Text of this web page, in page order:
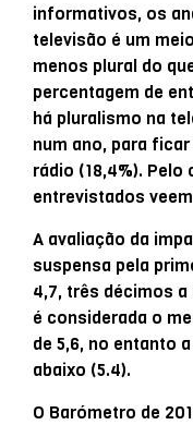
informativos, os
televisão é um
menos plural do
percentagem de
há pluralismo na
num ano, para
rádio (18,4%). Pelo
entrevistados
A avaliação da
suspensa pela
4,7, três décimos a
é considerada o
de 5,6, no entanto
abaixo (5.4).
O Barómetro de